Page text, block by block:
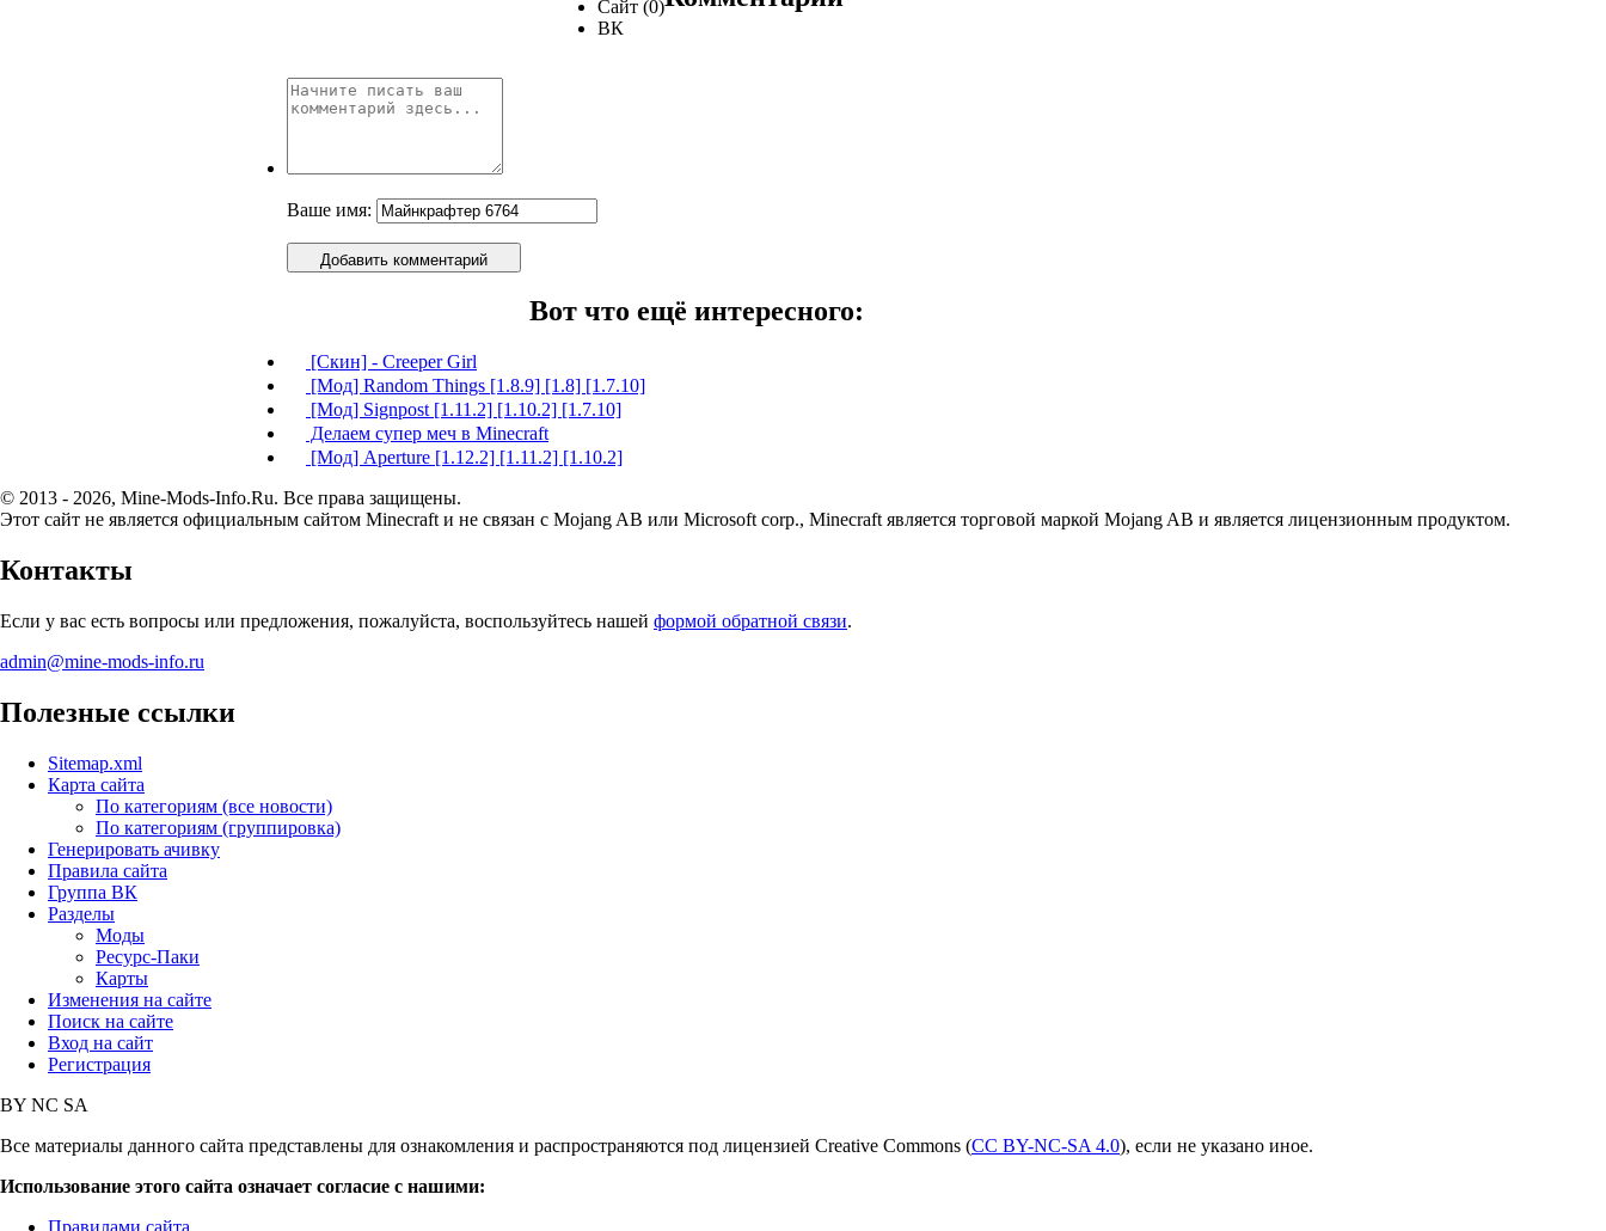
Сайт (0)
ВК
Ваше имя:
Добавить комментарий
Вот что ещё интересного:
[Скин] - Creeper Girl
[Мод] Random Things [1.8.9] [1.8] [1.7.10]
[Мод] Signpost [1.11.2] [1.10.2] [1.7.10]
Делаем супер меч в Minecraft
[Мод] Aperture [1.12.2] [1.11.2] [1.10.2]
© 2013 - 2026, Mine-Mods-Info.Ru. Все права защищены.
Этот сайт не является официальным сайтом Minecraft и не связан с Mojang AB или Microsoft corp., Minecraft является торговой маркой Mojang AB и является лицензионным продуктом.
Контакты
Если у вас есть вопросы или предложения, пожалуйста, воспользуйтесь нашей формой обратной связи.
admin@mine-mods-info.ru
Полезные ссылки
Sitemap.xml
Карта сайта
По категориям (все новости)
По категориям (группировка)
Генерировать ачивку
Правила сайта
Группа ВК
Разделы
Моды
Ресурс-Паки
Карты
Изменения на сайте
Поиск на сайте
Вход на сайт
Регистрация
BY NC SA
Все материалы данного сайта представлены для ознакомления и распространяются под лицензией Creative Commons (CC BY-NC-SA 4.0), если не указано иное.
Использование этого сайта означает согласие с нашими:
Правилами сайта